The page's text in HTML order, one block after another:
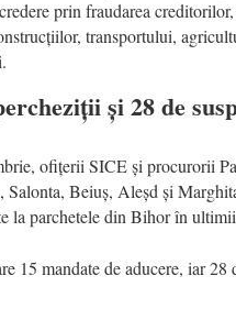
prin fraudarea
transportului,
și 28 de
ofițerii SICE și procurorii
Salonta, Beiuș, Aleșd și
la parchetele din Bihor în
15 mandate de aducere, iar